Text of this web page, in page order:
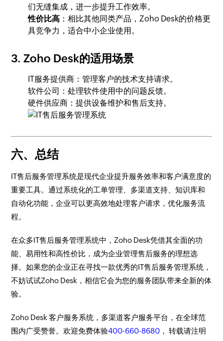
们无缝集成，进一步提升工作效率。
性价比高 ：相比其他同类产品，Zoho Desk的价格更
具竞争力，适合中小企业使用。
3.Zoho Desk的适用场景
IT服务提供商：管理客户的技术支持请求。
软件公司：处理软件使用中的问题反馈。
硬件供应商：提供设备维护和售后支持。
六、总结
IT售后服务管理系统是现代企业提升服务效率和客户满意度的
重要工具。通过系统化的工单管理、多渠道支持、知识库和
自动化功能，企业可以更高效地处理客户请求，优化服务流
程。
在众多IT售后服务管理系统中，Zoho Desk凭借其全面的功
能、易用性和高性价比，成为企业管理售后服务的理想选
择。如果您的企业正在寻找一款优秀的IT售后服务管理系统，
不妨试试Zoho Desk，相信它会为您的服务团队带来全新的体
验。
Zoho Desk 客户服务系统，多渠道客户服务平台，在全球范
围内广受赞誉。欢迎免费体验400-660-8680 ， 转载请注明